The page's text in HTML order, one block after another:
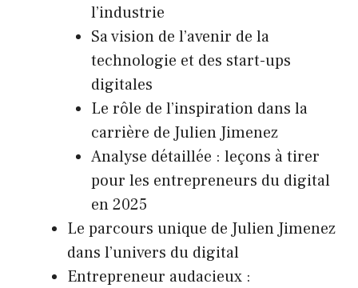
l’industrie
Sa vision de l’avenir de la
technologie et des start-ups
digitales
Le rôle de l’inspiration dans la
carrière de Julien Jimenez
Analyse détaillée : leçons à tirer
pour les entrepreneurs du digital
en 2025
Le parcours unique de Julien Jimenez
dans l’univers du digital
Entrepreneur audacieux :